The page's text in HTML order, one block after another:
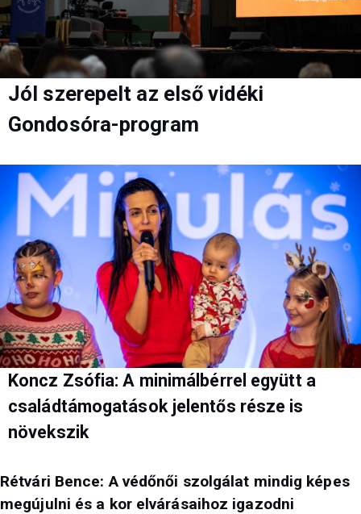
Jól szerepelt az első vidéki
Gondosóra-program
Koncz Zsófia: A minimálbérrel együtt a
családtámogatások jelentős része is
növekszik
Rétvári Bence: A védőnői szolgálat mindig képes
megújulni és a kor elvárásaihoz igazodni